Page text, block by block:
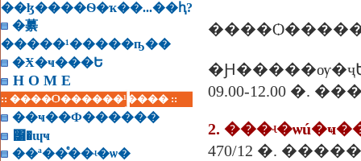
��ɮ����Ѳ�ҡ��...��ԧ?
�繤
�����¹�����ҧ��
�Ӿ�ҹ���Ե
H O M E
:: ����Ѻ������¹���� ::
��ҹ��Ф������
͸�ɰҹ
��ª��ͤ��ʵ�ѡ�
09.00-12.00 �.
2.
470/12 �.